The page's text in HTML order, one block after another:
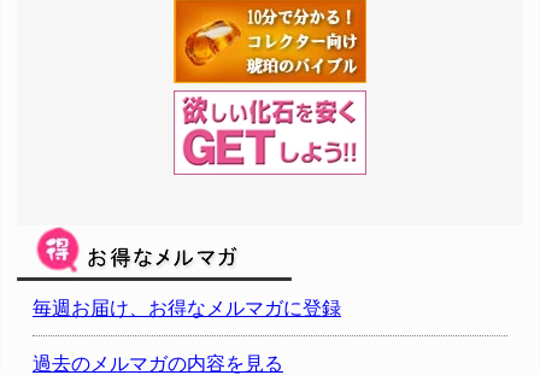
毎週お届け、お得なメルマガに登録
過去のメルマガの内容を見る